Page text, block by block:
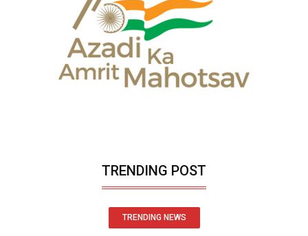
TRENDING POST
TRENDING NEWS